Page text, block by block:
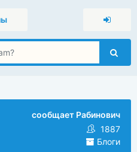
сообщает Рабинович
1887
Блоги